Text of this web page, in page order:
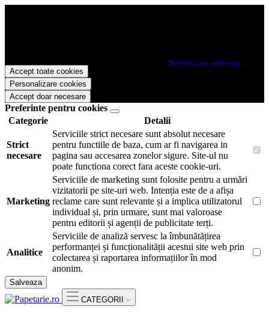
Papetarie.ro este necesar sa fiti de acord cu Politica de utilizare
cookie-uri.
Accept toate cookies
Personalizare cookies
Accept doar necesare
Preferinte pentru cookies
Categorie
Detalii
Strict
necesare
Serviciile strict necesare sunt absolut necesare
pentru functiile de baza, cum ar fi navigarea in
pagina sau accesarea zonelor sigure. Site-ul nu
poate functiona corect fara aceste cookie-uri.
Marketing
Serviciile de marketing sunt folosite pentru a urmări
vizitatorii pe site-uri web. Intenția este de a afișa
reclame care sunt relevante și a implica utilizatorul
individual și, prin urmare, sunt mai valoroase
pentru editorii și agenții de publicitate terți.
Analitice
Serviciile de analiză servesc la îmbunătățirea
performanței și funcționalității acestui site web prin
colectarea și raportarea informațiilor în mod
anonim.
Salveaza
CATEGORII